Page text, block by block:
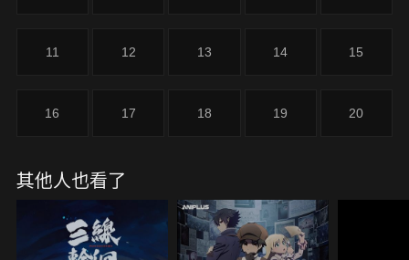
11 12 13 14 15
16 17 18 19 20
其他人也看了